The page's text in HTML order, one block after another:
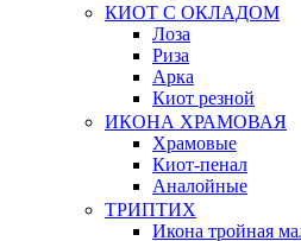
КИОТ С ОКЛАДОМ
Лоза
Риза
Арка
Киот резной
ИКОНА ХРАМОВАЯ
Храмовые
Киот-пенал
Аналойные
ТРИПТИХ
Икона тройная